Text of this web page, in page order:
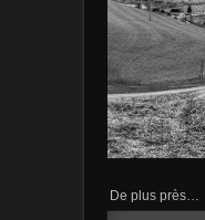
De plus près…